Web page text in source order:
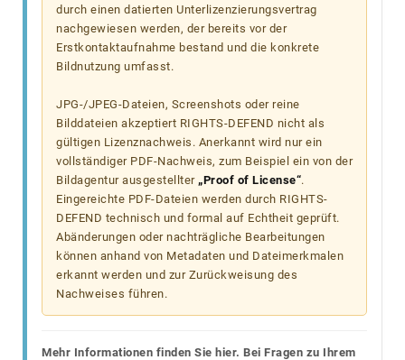
durch einen datierten Unterlizenzierungsvertrag
nachgewiesen werden, der bereits vor der
Erstkontaktaufnahme bestand und die konkrete
Bildnutzung umfasst.
JPG-/JPEG-Dateien, Screenshots oder reine
Bilddateien akzeptiert RIGHTS-DEFEND nicht als
gültigen Lizenznachweis. Anerkannt wird nur ein
vollständiger PDF-Nachweis, zum Beispiel ein von der
Bildagentur ausgestellter „Proof of License“.
Eingereichte PDF-Dateien werden durch RIGHTS-
DEFEND technisch und formal auf Echtheit geprüft.
Abänderungen oder nachträgliche Bearbeitungen
können anhand von Metadaten und Dateimerkmalen
erkannt werden und zur Zurückweisung des
Nachweises führen.
Mehr Informationen finden Sie hier. Bei Fragen zu Ihrem